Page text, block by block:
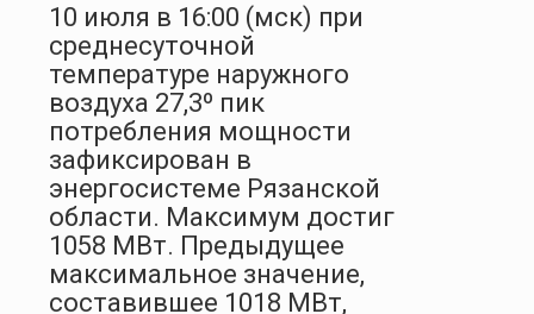
10 июля в 16:00 (мск) при
среднесуточной
температуре наружного
воздуха 27,3º пик
потребления мощности
зафиксирован в
энергосистеме Рязанской
области. Максимум достиг
1058 МВт. Предыдущее
максимальное значение,
составившее 1018 МВт,